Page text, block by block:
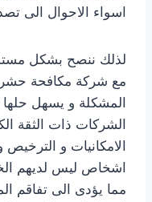
اسواء الاحوال الى
لذلك ننصح بشكل
مع شركة مكافحة
المشكلة و يسهل حلها
الشركات ذات الثقة
الامكانيات و
اشخاص ليس لديهم
مما يؤدى الى تفاقم